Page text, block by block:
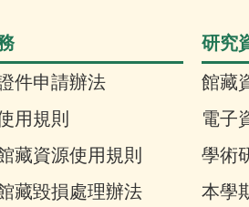
件申請辦法
用規則
藏資源使用規則
藏毀損處理辦法
研究
館藏
電子
學術
本學